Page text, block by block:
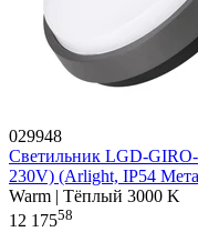
029948
Светильник LGD-
230V) (Arlight, IP54
Warm | Тёплый 3000 K
12 17558